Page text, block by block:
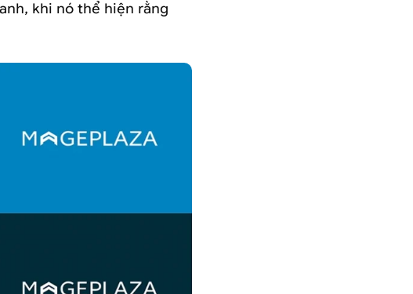
khi nó thể hiện rằng